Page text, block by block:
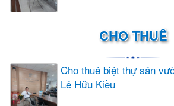
CHO THUÊ
Cho thuê biệt thự sân
Lê Hữu Kiều